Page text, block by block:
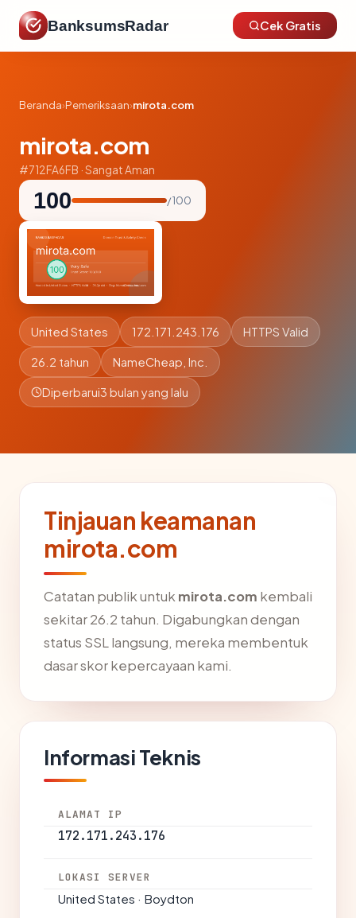
BanksumsRadar Cek Gratis
Beranda›Pemeriksaan›mirota.com
mirota.com
#712FA6FB · Sangat Aman
100 / 100
United States 172.171.243.176 HTTPS Valid
26.2 tahun NameCheap, Inc.
Diperbarui3 bulan yang lalu
Tinjauan keamanan
mirota.com
Catatan publik untuk mirota.com kembali
sekitar 26.2 tahun. Digabungkan dengan
status SSL langsung, mereka membentuk
dasar skor kepercayaan kami.
Informasi Teknis
ALAMAT IP
172.171.243.176
LOKASI SERVER
United States · Boydton